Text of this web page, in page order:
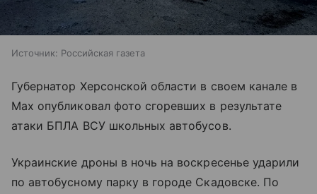
Источник: Российская газета
Губернатор Херсонской области в своем канале в
Max опубликовал фото сгоревших в результате
атаки БПЛА ВСУ школьных автобусов.
Украинские дроны в ночь на воскресенье ударили
по автобусному парку в городе Скадовске. По